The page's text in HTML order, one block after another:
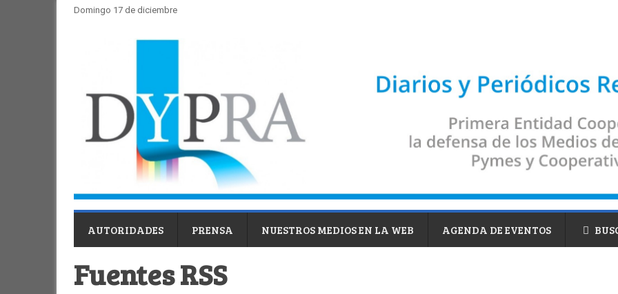
Domingo 17 de diciembre
AUTORIDADES PRENSA NUESTROS MEDIOS EN LA WEB AGENDA DE EVENTOS
Fuentes RSS